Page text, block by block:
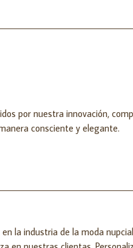
por nuestra innovación,
consciente y elegante.
la industria de la moda